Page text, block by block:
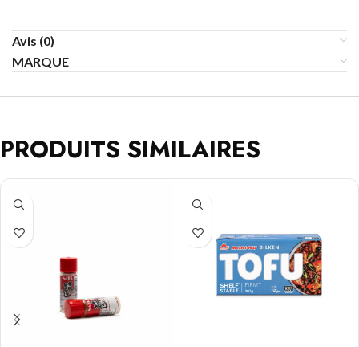
Avis (0)
MARQUE
PRODUITS SIMILAIRES